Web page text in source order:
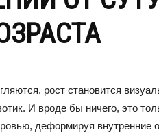
рост становится
И вроде бы ничего, это
деформируя внутренние